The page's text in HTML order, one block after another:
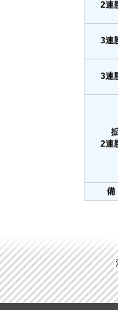
2連
3連
3連
2連